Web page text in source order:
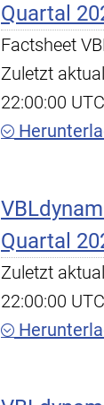
Quartal
Factsheet
Zuletzt
22:00:00
Quartal
Zuletzt
22:00:00